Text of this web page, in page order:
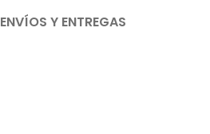
ENVÍOS Y ENTREGAS